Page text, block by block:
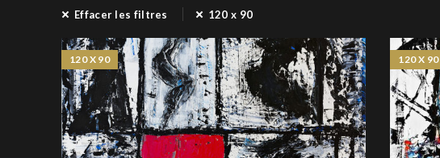
Effacer les filtres 120 x 90
120 X 90 120 X 90